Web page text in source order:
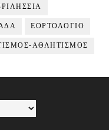
ΕΟΡΤΟΛΟΓΙΟ
ΑΘΛΗΤΙΣΜΟΣ